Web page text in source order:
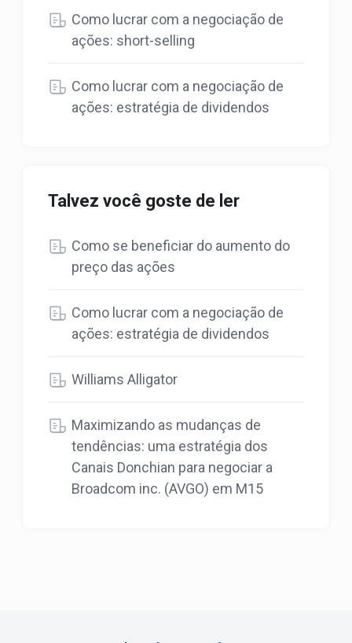
Como lucrar com a negociação de
ações: short-selling
Como lucrar com a negociação de
ações: estratégia de dividendos
Talvez você goste de ler
Como se beneficiar do aumento do
preço das ações
Como lucrar com a negociação de
ações: estratégia de dividendos
Williams Alligator
Maximizando as mudanças de
tendências: uma estratégia dos
Canais Donchian para negociar a
Broadcom inc. (AVGO) em M15